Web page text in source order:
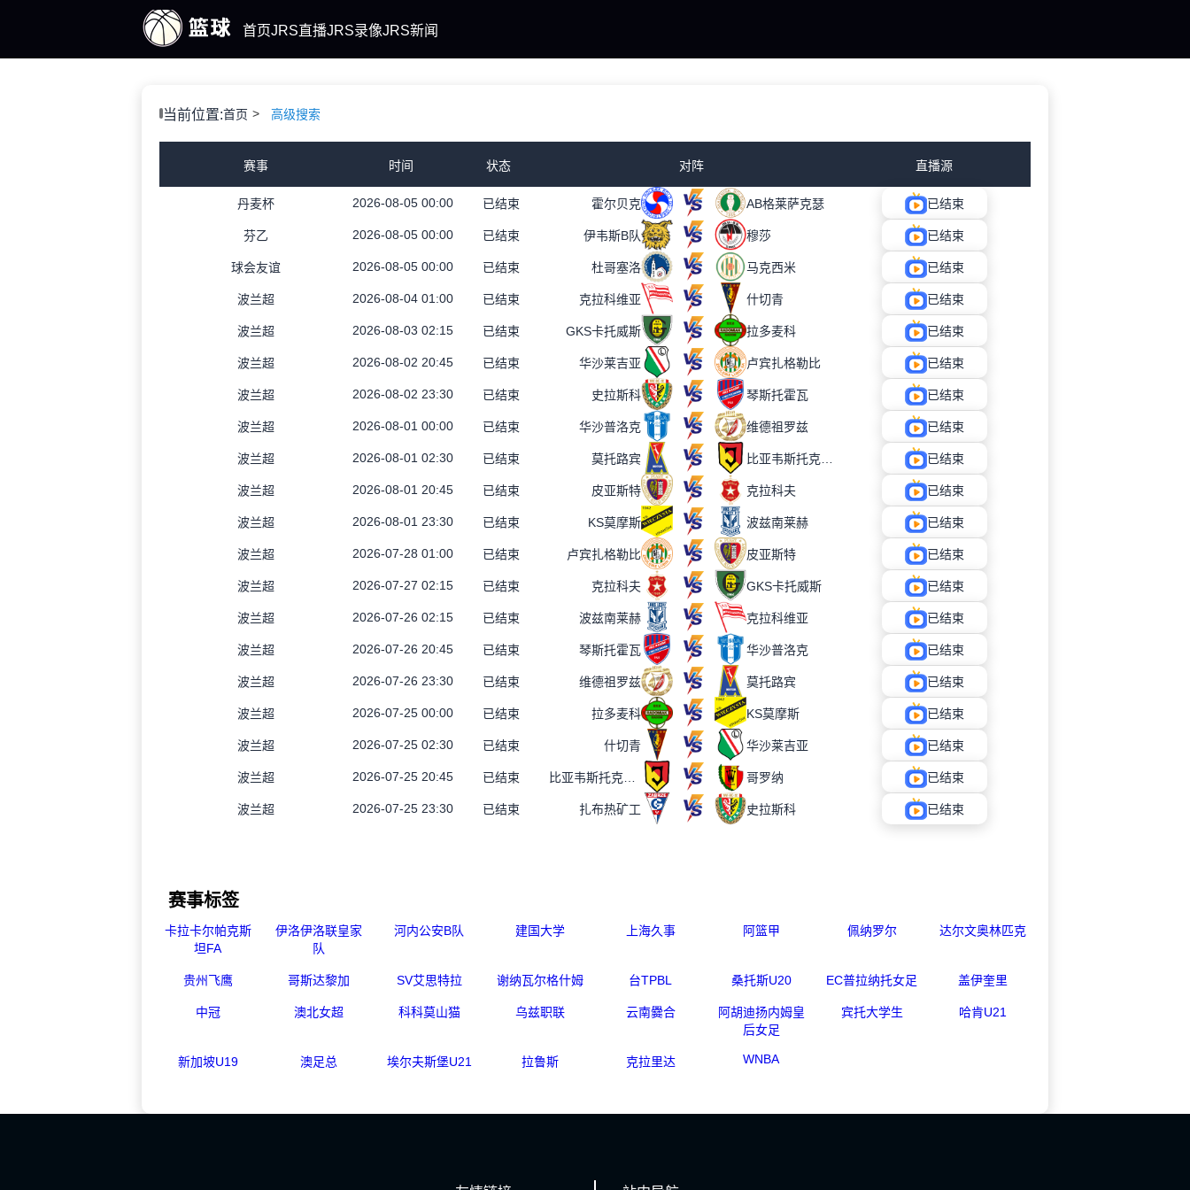
首页JRS直播JRS录像JRS新闻
当前位置:首页 高级搜索
赛事 时间 状态 对阵 直播源
丹麦杯 2026-08-05 00:00 已结束 霍尔贝克 AB格莱萨克瑟 已结束
芬乙 2026-08-05 00:00 已结束 伊韦斯B队 穆莎 已结束
球会友谊 2026-08-05 00:00 已结束 杜哥塞洛 马克西米 已结束
波兰超 2026-08-04 01:00 已结束 克拉科维亚 什切青 已结束
波兰超 2026-08-03 02:15 已结束 GKS卡托威斯 拉多麦科 已结束
波兰超 2026-08-02 20:45 已结束 华沙莱吉亚 卢宾扎格勒比 已结束
波兰超 2026-08-02 23:30 已结束 史拉斯科 琴斯托霍瓦 已结束
波兰超 2026-08-01 00:00 已结束 华沙普洛克 维德祖罗兹 已结束
波兰超 2026-08-01 02:30 已结束 莫托路宾 已结束
波兰超 2026-08-01 20:45 已结束 皮亚斯特 克拉科夫 已结束
波兰超 2026-08-01 23:30 已结束 KS莫摩斯 波兹南莱赫 已结束
波兰超 2026-07-28 01:00 已结束 卢宾扎格勒比 皮亚斯特 已结束
波兰超 2026-07-27 02:15 已结束 克拉科夫 GKS卡托威斯 已结束
波兰超 2026-07-26 02:15 已结束 波兹南莱赫 克拉科维亚 已结束
波兰超 2026-07-26 20:45 已结束 琴斯托霍瓦 华沙普洛克 已结束
波兰超 2026-07-26 23:30 已结束 维德祖罗兹 莫托路宾 已结束
波兰超 2026-07-25 00:00 已结束 拉多麦科 KS莫摩斯 已结束
波兰超 2026-07-25 02:30 已结束 什切青 华沙莱吉亚 已结束
波兰超 2026-07-25 20:45 已结束 哥罗纳 已结束
波兰超 2026-07-25 23:30 已结束 扎布热矿工 史拉斯科 已结束
赛事标签
卡拉卡尔帕克斯
坦FA
伊洛伊洛联皇家
队
河内公安B队 建国大学 上海久事 阿篮甲 佩纳罗尔 达尔文奥林匹克
贵州飞鹰 哥斯达黎加 SV艾思特拉 谢纳瓦尔格什姆 台TPBL 桑托斯U20 EC普拉纳托女足 盖伊奎里
中冠 澳北女超 科科莫山猫 乌兹职联 云南爨合
阿胡迪扬内姆皇
后女足
宾托大学生 哈肯U21
新加坡U19 澳足总 埃尔夫斯堡U21 拉鲁斯 克拉里达 WNBA